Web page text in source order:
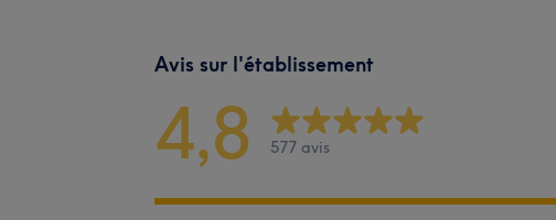
Avis sur l'établissement
4,8 577 avis